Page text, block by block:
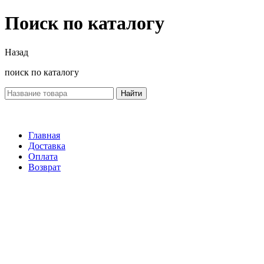
Поиск по каталогу
Назад
поиск по каталогу
Найти
Главная
Доставка
Оплата
Возврат